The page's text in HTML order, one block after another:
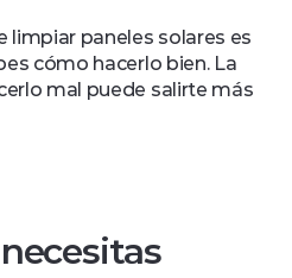
limpiar paneles solares es
cómo hacerlo bien. La
mal puede salirte más